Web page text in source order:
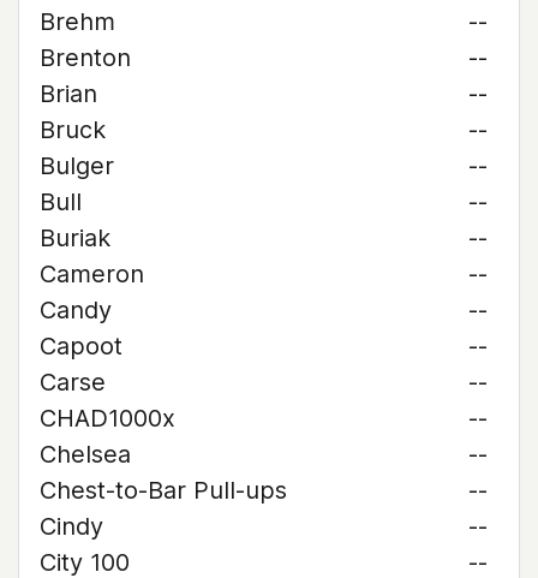
Brehm
--
Brenton
--
Brian
--
Bruck
--
Bulger
--
Bull
--
Buriak
--
Cameron
--
Candy
--
Capoot
--
Carse
--
CHAD1000x
--
Chelsea
--
Chest-to-Bar Pull-ups
--
Cindy
--
City 100
--